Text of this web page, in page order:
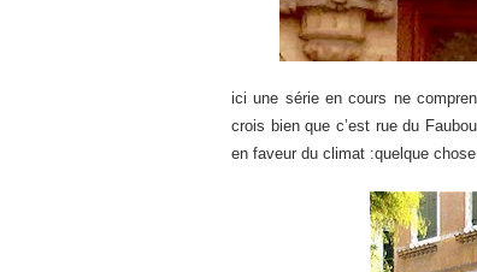
ici une série en cours ne
crois bien que c’est rue du
en faveur du climat :quelque